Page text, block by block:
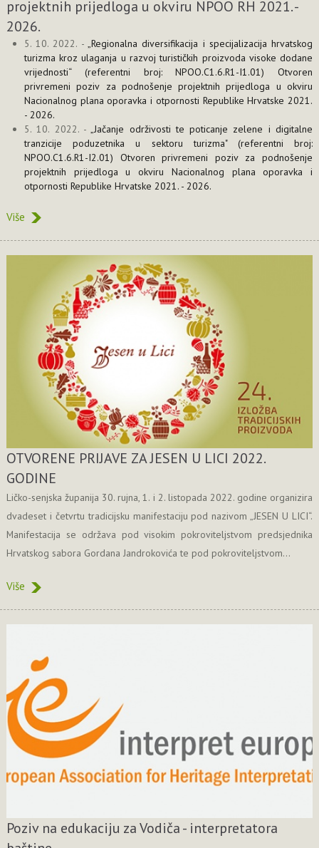
projektnih prijedloga u okviru NPOO RH 2021. -
2026.
5. 10. 2022. -„Regionalna diversifikacija i specijalizacija hrvatskog
turizma kroz ulaganja u razvoj turističkih proizvoda visoke dodane
vrijednosti“ (referentni broj: NPOO.C1.6.R1-I1.01) Otvoren
privremeni poziv za podnošenje projektnih prijedloga u okviru
Nacionalnog plana oporavka i otpornosti Republike Hrvatske 2021.
- 2026.
5. 10. 2022. -„Jačanje održivosti te poticanje zelene i digitalne
tranzicije poduzetnika u sektoru turizma" (referentni broj:
NPOO.C1.6.R1-I2.01) Otvoren privremeni poziv za podnošenje
projektnih prijedloga u okviru Nacionalnog plana oporavka i
otpornosti Republike Hrvatske 2021. - 2026.
Više
OTVORENE PRIJAVE ZA JESEN U LICI 2022.
GODINE
Ličko-senjska županija 30. rujna, 1. i 2. listopada 2022. godine organizira
dvadeset i četvrtu tradicijsku manifestaciju pod nazivom „JESEN U LICI“.
Manifestacija se održava pod visokim pokroviteljstvom predsjednika
Hrvatskog sabora Gordana Jandrokovića te pod pokroviteljstvom...
Više
Poziv na edukaciju za Vodiča - interpretatora